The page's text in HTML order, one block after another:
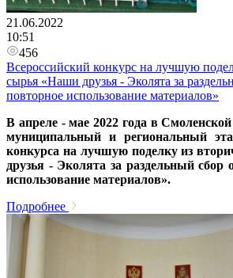
21.06.2022
10:51
456
Всероссийский конкурс на лучшую
сырья «Наши друзья - Эколята за
повторное использование материалов»
​В апреле - мае 2022 года в Смоленской
муниципальный и региональный
конкурса на лучшую поделку из
друзья - Эколята за раздельный сбор
использование материалов».
Подробнее